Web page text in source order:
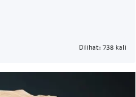
Dilihat: 738 kali